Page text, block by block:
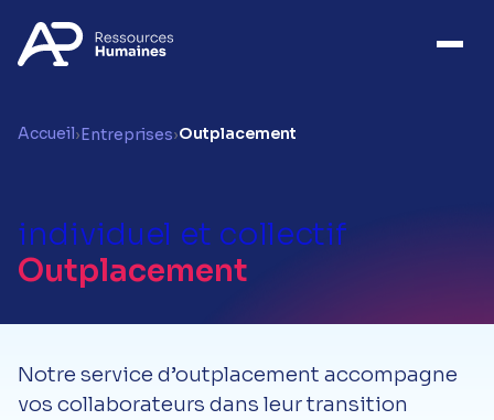
Accueil›Entreprises›Outplacement
individuel et collectif
Outplacement
Notre service d’outplacement accompagne
vos collaborateurs dans leur transition